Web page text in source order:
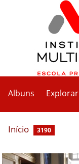
Albuns Explorar
Início 3190